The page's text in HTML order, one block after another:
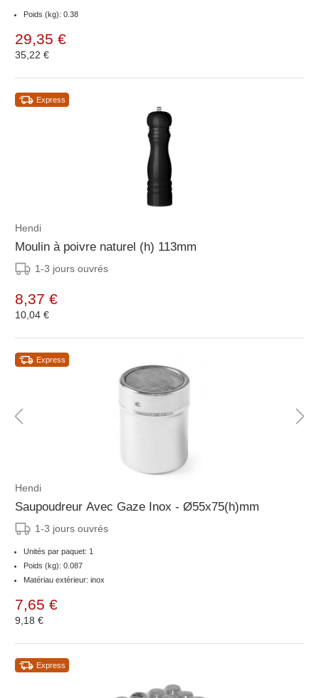
Poids (kg): 0.38
29,35 €
35,22 €
Express
Hendi
Moulin à poivre naturel (h) 113mm
1-3 jours ouvrés
8,37 €
10,04 €
Express
Hendi
Saupoudreur Avec Gaze Inox - Ø55x75(h)mm
1-3 jours ouvrés
Unités par paquet: 1
Poids (kg): 0.087
Matériau extérieur: inox
7,65 €
9,18 €
Express